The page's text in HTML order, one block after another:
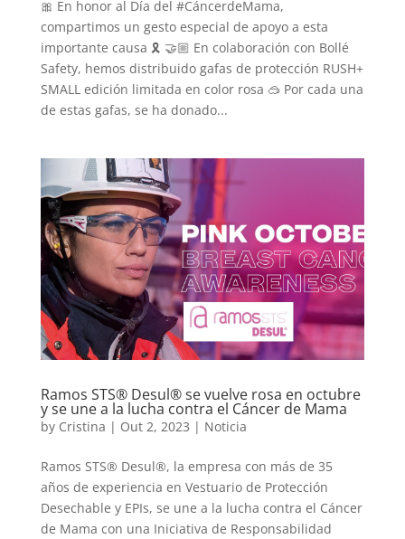
🎀 En honor al Día del #CáncerdeMama,
compartimos un gesto especial de apoyo a esta
importante causa 🎗️ 🤝🏼 En colaboración con Bollé
Safety, hemos distribuido gafas de protección RUSH+
SMALL edición limitada en color rosa 🥽 Por cada una
de estas gafas, se ha donado...
Ramos STS® Desul® se vuelve rosa en octubre
y se une a la lucha contra el Cáncer de Mama
by Cristina | Out 2, 2023 | Noticia
Ramos STS® Desul®, la empresa con más de 35
años de experiencia en Vestuario de Protección
Desechable y EPIs, se une a la lucha contra el Cáncer
de Mama con una Iniciativa de Responsabilidad